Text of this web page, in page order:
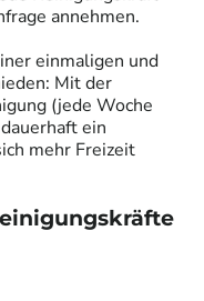
annehmen.
einmaligen und
Mit der
(jede Woche
ein
mehr Freizeit